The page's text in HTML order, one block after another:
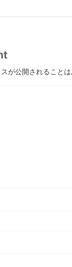
が公開されることは